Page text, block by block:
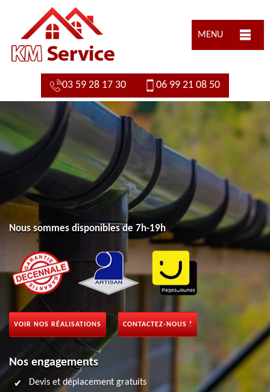
MENU
03 59 28 17 30 06 99 21 08 50
Nous sommes disponibles de 7h-19h
VOIR NOS RÉALISATIONS CONTACTEZ-NOUS !
Nos engagements
Devis et déplacement gratuits